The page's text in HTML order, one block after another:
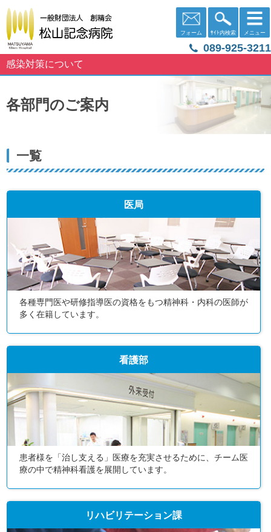
感染対策について
メニュー
ｻｲﾄ内検索
フォーム
089-925-3211
各部門のご案内
一覧
医局
各種専門医や研修指導医の資格をもつ精神科・内科の医師が
多く在籍しています。
看護部
患者様を「治し支える」医療を充実させるために、チーム医
療の中で精神科看護を展開しています。
リハビリテーション課